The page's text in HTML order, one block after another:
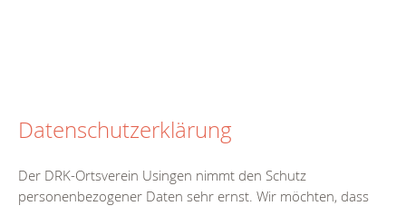
Datenschutzerklärung
Der DRK-Ortsverein Usingen nimmt den Schutz
personenbezogener Daten sehr ernst. Wir möchten, dass